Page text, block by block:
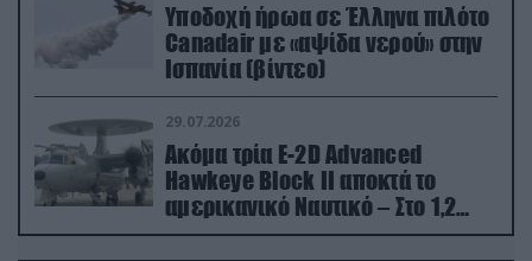
Υποδοχή ήρωα σε Έλληνα πιλότο
Canadair με «αψίδα νερού» στην
Ισπανία (βίντεο)
29.07.2026
Ακόμα τρία E-2D Advanced
Hawkeye Block II αποκτά το
αμερικανικό Ναυτικό – Στο 1,2
δισ.δολάρια το κόστος